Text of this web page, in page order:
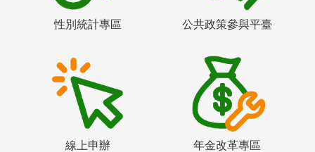
性別統計專區 公共政策參與平臺
線上申辦 年金改革專區